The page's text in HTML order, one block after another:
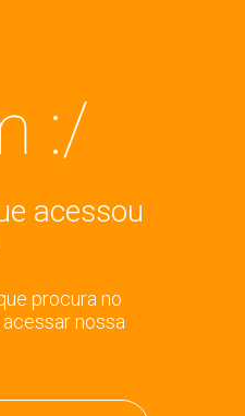
:/
acessou
procura no
nossa